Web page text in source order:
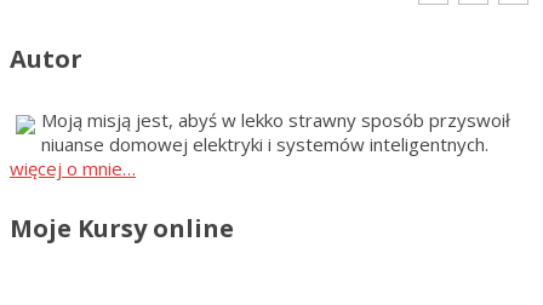
Autor
Moją misją jest, abyś w lekko strawny sposób przyswoił
niuanse domowej elektryki i systemów inteligentnych.
więcej o mnie…
Moje Kursy online